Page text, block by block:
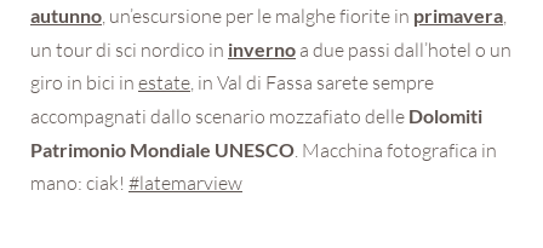
autunno , un’escursione per le malghe fiorite in primavera
un tour di sci nordico in inverno a due passi dall’hotel o un
giro in bici in estate , in Val di Fassa sarete sempre
accompagnati dallo scenario mozzafiato delle Dolomiti
Patrimonio Mondiale UNESCO . Macchina fotografica in
mano: ciak! #latemarview
Nome
Cognome